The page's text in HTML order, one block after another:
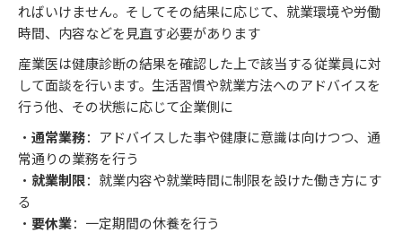
ればいけません。そしてその結果に応じて、就業環境や労働
時間、内容などを見直す必要があります
産業医は健康診断の結果を確認した上で該当する従業員に対
して面談を行います。生活習慣や就業方法へのアドバイスを
行う他、その状態に応じて企業側に
・ 通常業務：アドバイスした事や健康に意識は向けつつ、通
常通りの業務を行う
・ 就業制限：就業内容や就業時間に制限を設けた働き方にす
る
・ 要休業：一定期間の休養を行う